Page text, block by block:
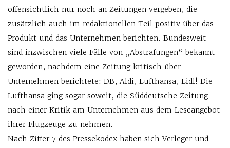
offensichtlich nur noch an Zeitungen vergeben, die
zusätzlich auch im redaktionellen Teil positiv über das
Produkt und das Unternehmen berichten. Bundesweit
sind inzwischen viele Fälle von „Abstrafungen“ bekannt
geworden, nachdem eine Zeitung kritisch über
Unternehmen berichtete: DB, Aldi, Lufthansa, Lidl! Die
Lufthansa ging sogar soweit, die Süddeutsche Zeitung
nach einer Kritik am Unternehmen aus dem Leseangebot
ihrer Flugzeuge zu nehmen.
Nach Ziffer 7 des Pressekodex haben sich Verleger und